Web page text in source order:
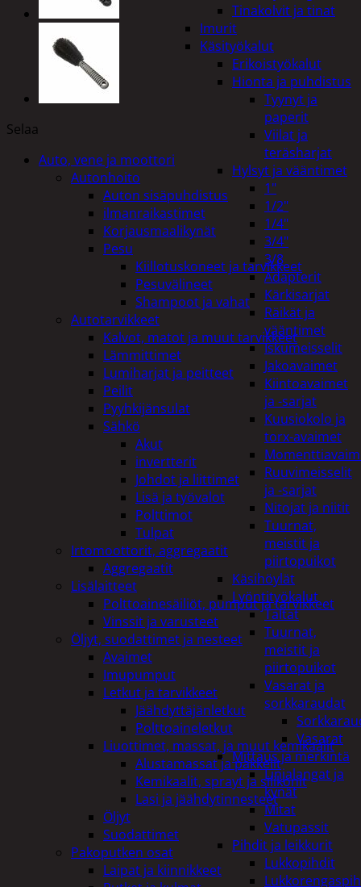
Tinakolvit ja tinat
Imurit
Käsityökalut
Erikoistyökalut
Hionta ja puhdistus
Tyynyt ja
paperit
Viilat ja
teräsharjat
Hylsyt ja vääntimet
1"
1/2"
1/4"
3/4"
3/8
Adapterit
Kärkisarjat
Räikät ja
vääntimet
Iskumeisselit
Jakoavaimet
Kiintoavaimet
ja -sarjat
Kuusiokolo ja
torx-avaimet
Ruuvimeisselit
ja -sarjat
Nitojat ja niitit
Tuurnat,
meistit ja
piirtopuikot
Käsihöylät
Lyöntityökalut
Taltat
Tuurnat,
meistit ja
piirtopuikot
Vasarat ja
sorkkaraudat
Vasarat
Mittaus ja merkintä
Linjalangat ja
kynät
Mitat
Vatupassit
Pihdit ja leikkurit
Lukkopihdit
Selaa
Auto, vene ja moottori
Autonhoito
Auton sisäpuhdistus
ilmanraikastimet
Korjausmaalikynät
Pesu
Kiillotuskoneet ja tarvikkeet
Pesuvälineet
Shampoot ja vahat
Autotarvikkeet
Kalvot, matot ja muut tarvikkeet
Lämmittimet
Lumiharjat ja peitteet
Peilit
Pyyhkijänsulat
Sähkö
Akut
invertterit
Johdot ja liittimet
Lisä ja työvalot
Polttimot
Tulpat
Irtomoottorit, aggregaatit
Aggregaatit
Lisälaitteet
Polttoainesäiliöt, pumput ja tarvikkeet
Vinssit ja varusteet
Öljyt, suodattimet ja nesteet
Avaimet
Imupumput
Letkut ja tarvikkeet
Jäähdyttäjänletkut
Polttoaineletkut
Liuottimet, massat, ja muut kemikaalit
Alustamassat ja pakkelit
Kemikaalit, sprayt ja silikonit
Lasi ja jäähdytinnesteet
Öljyt
Suodattimet
Pakoputken osat
Laipat ja kiinnikkeet